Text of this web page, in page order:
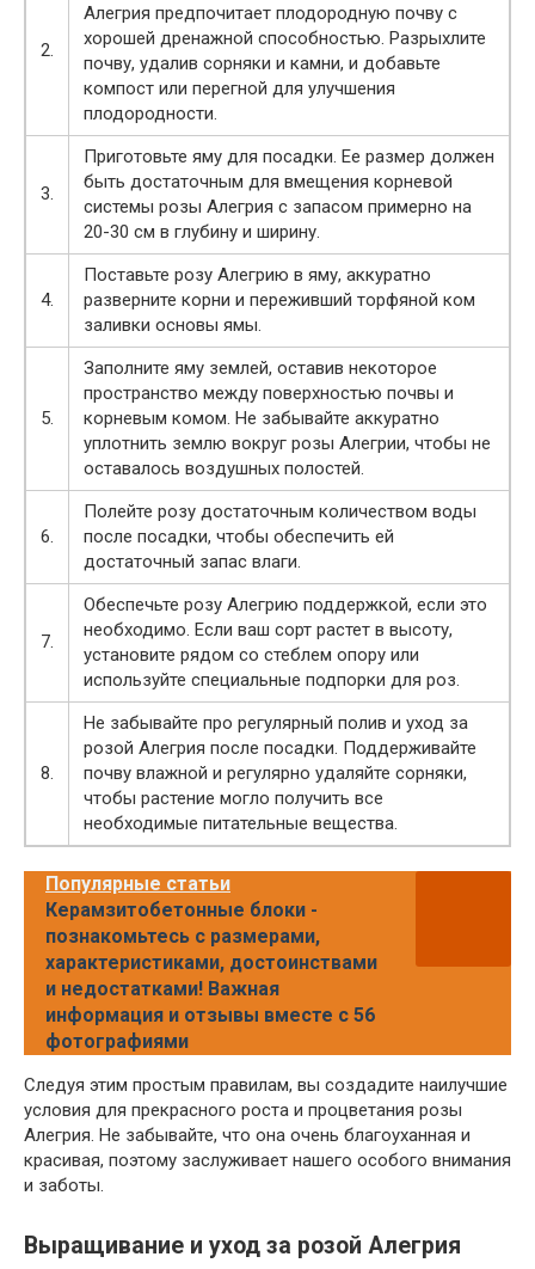
2.
Алегрия предпочитает плодородную почву с
хорошей дренажной способностью. Разрыхлите
почву, удалив сорняки и камни, и добавьте
компост или перегной для улучшения
плодородности.
3.
Приготовьте яму для посадки. Ее размер должен
быть достаточным для вмещения корневой
системы розы Алегрия с запасом примерно на
20-30 см в глубину и ширину.
4.
Поставьте розу Алегрию в яму, аккуратно
разверните корни и переживший торфяной ком
заливки основы ямы.
5.
Заполните яму землей, оставив некоторое
пространство между поверхностью почвы и
корневым комом. Не забывайте аккуратно
уплотнить землю вокруг розы Алегрии, чтобы не
оставалось воздушных полостей.
6.
Полейте розу достаточным количеством воды
после посадки, чтобы обеспечить ей
достаточный запас влаги.
7.
Обеспечьте розу Алегрию поддержкой, если это
необходимо. Если ваш сорт растет в высоту,
установите рядом со стеблем опору или
используйте специальные подпорки для роз.
8.
Не забывайте про регулярный полив и уход за
розой Алегрия после посадки. Поддерживайте
почву влажной и регулярно удаляйте сорняки,
чтобы растение могло получить все
необходимые питательные вещества.
Популярные статьи
Керамзитобетонные блоки -
познакомьтесь с размерами,
характеристиками, достоинствами
и недостатками! Важная
информация и отзывы вместе с 56
фотографиями
Следуя этим простым правилам, вы создадите наилучшие
условия для прекрасного роста и процветания розы
Алегрия. Не забывайте, что она очень благоуханная и
красивая, поэтому заслуживает нашего особого внимания
и заботы.
Выращивание и уход за розой Алегрия